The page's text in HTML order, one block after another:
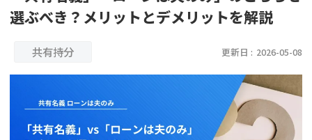
更新日 :2026年07月31日
相談内容で探す
選ぶべき？メリットとデメリットを解説
共有持分 更新日 : 2026-05-08